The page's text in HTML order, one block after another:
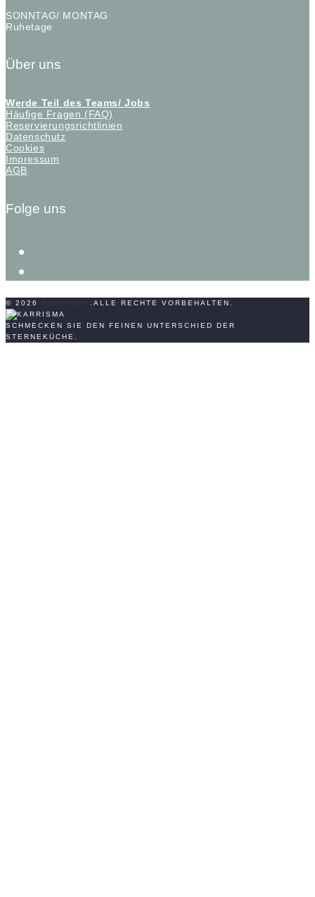
SONNTAG/ MONTAG
Ruhetage
Über uns
Werde Teil des Teams/ Jobs
Häufige Fragen (FAQ)
Reservierungsrichtlinien
Datenschutz
Cookies
Impressum
AGB
Folge uns
© 2026 .ALLE RECHTE VORBEHALTEN.
SCHMECKEN SIE DEN FEINEN UNTERSCHIED DER
STERNEKÜCHE.